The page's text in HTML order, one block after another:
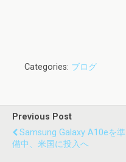
Categories: ブログ
Previous Post
Samsung Galaxy A10eを準
備中、米国に投入へ